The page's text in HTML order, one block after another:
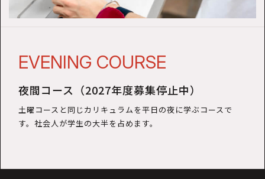
EVENING COURSE
夜間コース（2027年度募集停止中）
土曜コースと同じカリキュラムを平日の夜に学ぶコースで
す。社会人が学生の大半を占めます。